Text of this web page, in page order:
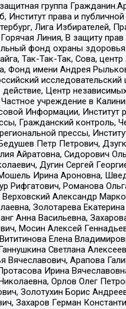
группа
Институт права и
Лига Избирателей,
Линия, В защиту
фонд охраны
Так-Так-Так, Сова,
Фонд имени Андрея
действие, Центр
Частное учреждение в
Информации, Институт
Гражданский контроль,
прессы,
Петр Петрович,
Айратовна, Сидорович
Дугин Сергей
Ирина Ароновна,
Рифгатович, Романова
Верховский Александр
Золотарева
Анна Васильевна,
Мосин Алексей
Елена
Светлана
Вячеславович, Арапова
Ирина
Орлов Олег
Золотухин Борис
Захаров Герман